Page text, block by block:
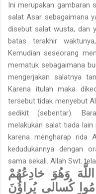
Ini merupakan gambaran
salat Asar sebagaimana
disebut salat wusta, dan
batas terakhir
Kemudian seseorang
mematuk sebagaimana
mengerjakan salatnya
Karena itulah maka
tersebut tidak menyebut
sedikit (sebentar).
melakukan salat tiada lain
karena mengharap rida
kedudukannya dengan
sama sekali. Allah Swt.
وَهُوَ خادِعُهُمْ
كُسالى يُراؤُنَ